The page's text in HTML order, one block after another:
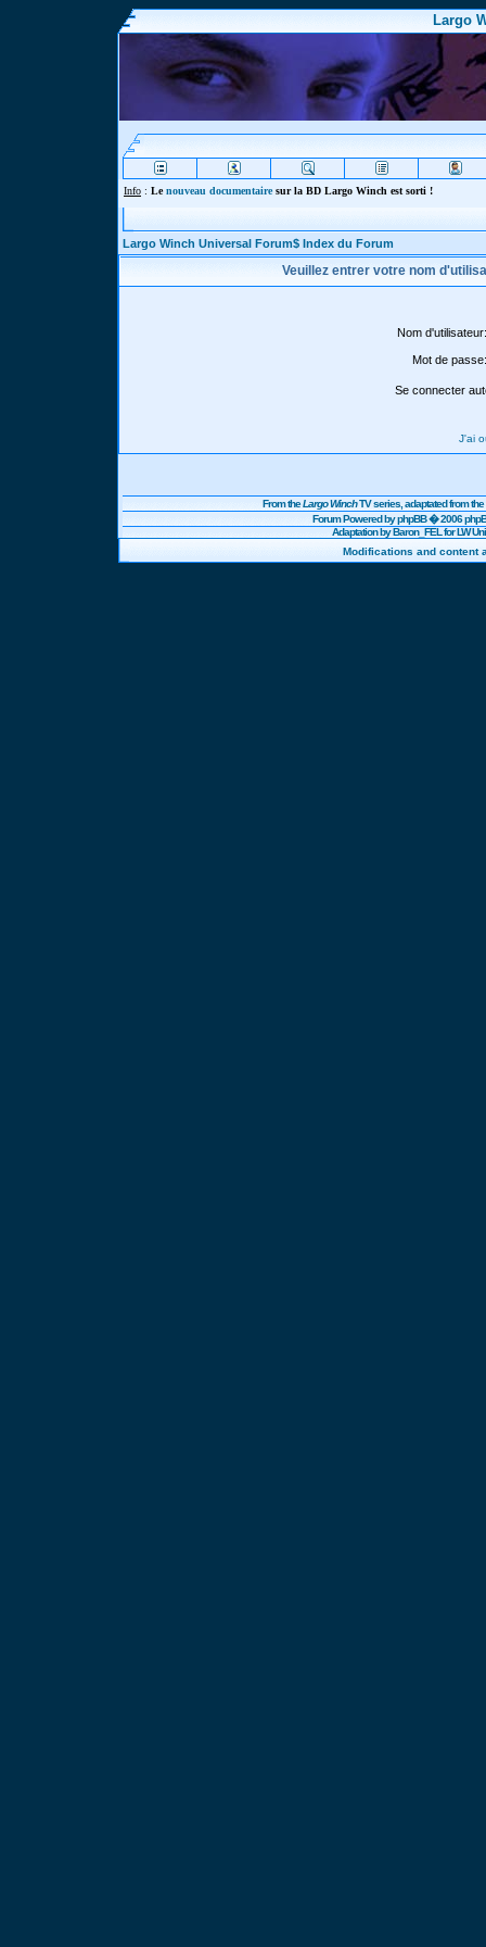
Largo
Info : Lenouveau documentairesur la BD Largo Winch est sorti !
Largo Winch Universal Forum$ Index du Forum
Veuillez entrer votre nom
Nom d'utilisateur:
Mot de passe:
Se connecter
J'ai
From theLargo WinchTV series, adaptated from
Forum Powered byphpBB� 2006
Adaptation by Baron_FEL for LW
Modifications and content